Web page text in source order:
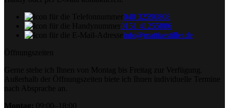
040 32590808
0151 41255886
info@mattiasstiller.de